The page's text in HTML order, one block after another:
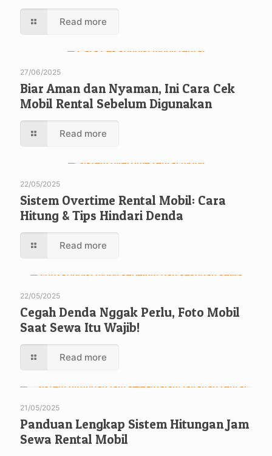
Read more
27/06/2025
Biar Aman dan Nyaman, Ini Cara Cek
Mobil Rental Sebelum Digunakan
Read more
22/05/2025
Sistem Overtime Rental Mobil: Cara
Hitung & Tips Hindari Denda
Read more
22/05/2025
Cegah Denda Nggak Perlu, Foto Mobil
Saat Sewa Itu Wajib!
Read more
21/05/2025
Panduan Lengkap Sistem Hitungan Jam
Sewa Rental Mobil